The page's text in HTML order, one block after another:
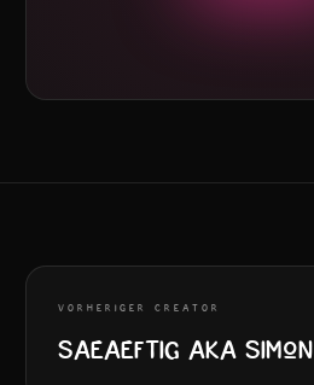
VORHERIGER CREATOR
Saeaeftig aka Simon